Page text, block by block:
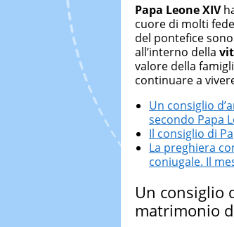
di strategie
Papa Leone XIV
cuore di molti
del pontefice
all’interno della
valore della
continuare a
Un consiglio
secondo Papa
Il consiglio di
La preghiera
coniugale. Il
Un consiglio
matrimonio